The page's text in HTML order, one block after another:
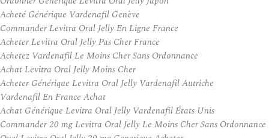
Acheté Générique Vardenafil Genève
Commander Levitra Oral Jelly En Ligne France
Acheter Levitra Oral Jelly Pas Cher France
Achetez Vardenafil Le Moins Cher Sans Ordonnance
Achat Levitra Oral Jelly Moins Cher
Acheter Générique Levitra Oral Jelly Vardenafil Autriche
Vardenafil En France Achat
Achat Générique Levitra Oral Jelly Vardenafil États Unis
Commander 20 mg Levitra Oral Jelly Le Moins Cher Sans Ordonnance